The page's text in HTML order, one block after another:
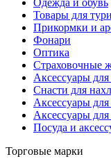
Одежда и обувь
Товары для
Прикормки и
Фонари
Оптика
Страховочные
Аксессуары
Снасти для
Аксессуары
Аксессуары
Посуда и
Торговые марки